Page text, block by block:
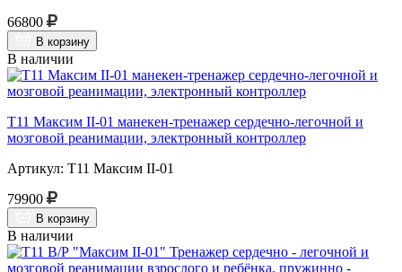
66800
В корзину
В наличии
Т11 Максим II-01 манекен-тренажер сердечно-легочной и
мозговой реанимации, электронный контроллер
Артикул: Т11 Максим II-01
79900
В корзину
В наличии